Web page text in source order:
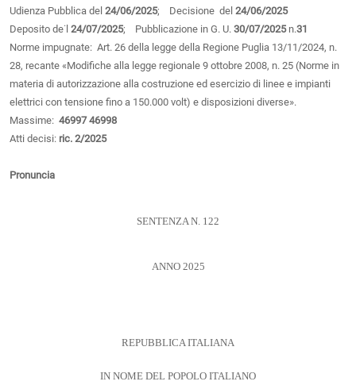
Udienza Pubblica del 24/06/2025; Decisione del 24/06/2025
Deposito de˙l 24/07/2025; Pubblicazione in G. U. 30/07/2025n.31
Norme impugnate: Art. 26 della legge della Regione Puglia 13/11/2024, n.
28, recante «Modifiche alla legge regionale 9 ottobre 2008, n. 25 (Norme in
materia di autorizzazione alla costruzione ed esercizio di linee e impianti
elettrici con tensione fino a 150.000 volt) e disposizioni diverse».
Massime: 46997 46998
Atti decisi: ric. 2/2025
Pronuncia
SENTENZA N. 122
ANNO 2025
REPUBBLICA ITALIANA
IN NOME DEL POPOLO ITALIANO